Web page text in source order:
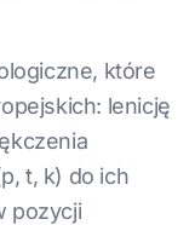
które
lenicję
t, k) do ich
pozycji